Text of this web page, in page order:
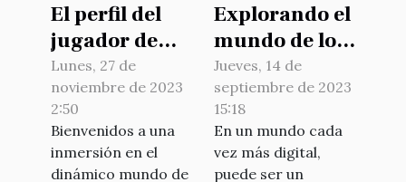
El perfil del
jugador de
casino online
en Chile:
Estadísticas y
tendencias
Lunes, 27 de
noviembre de 2023
2:50
Bienvenidos a una
inmersión en el
dinámico mundo de
Explorando el
mundo de los
juegos
infantiles en
línea:
beneficios y
precauciones
Jueves, 14 de
septiembre de 2023
15:18
En un mundo cada
vez más digital,
puede ser un